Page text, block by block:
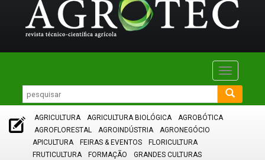
Toggle
AGRICULTURA AGRICULTURA BIOLÓGICA
AGROBÓTICA
AGROFLORESTAL
AGROINDÚSTRIA
AGRONEGÓCIO
APICULTURA
FEIRAS & EVENTOS
FLORICULTURA
FRUTICULTURA
FORMAÇÃO
GRANDES CULTURAS